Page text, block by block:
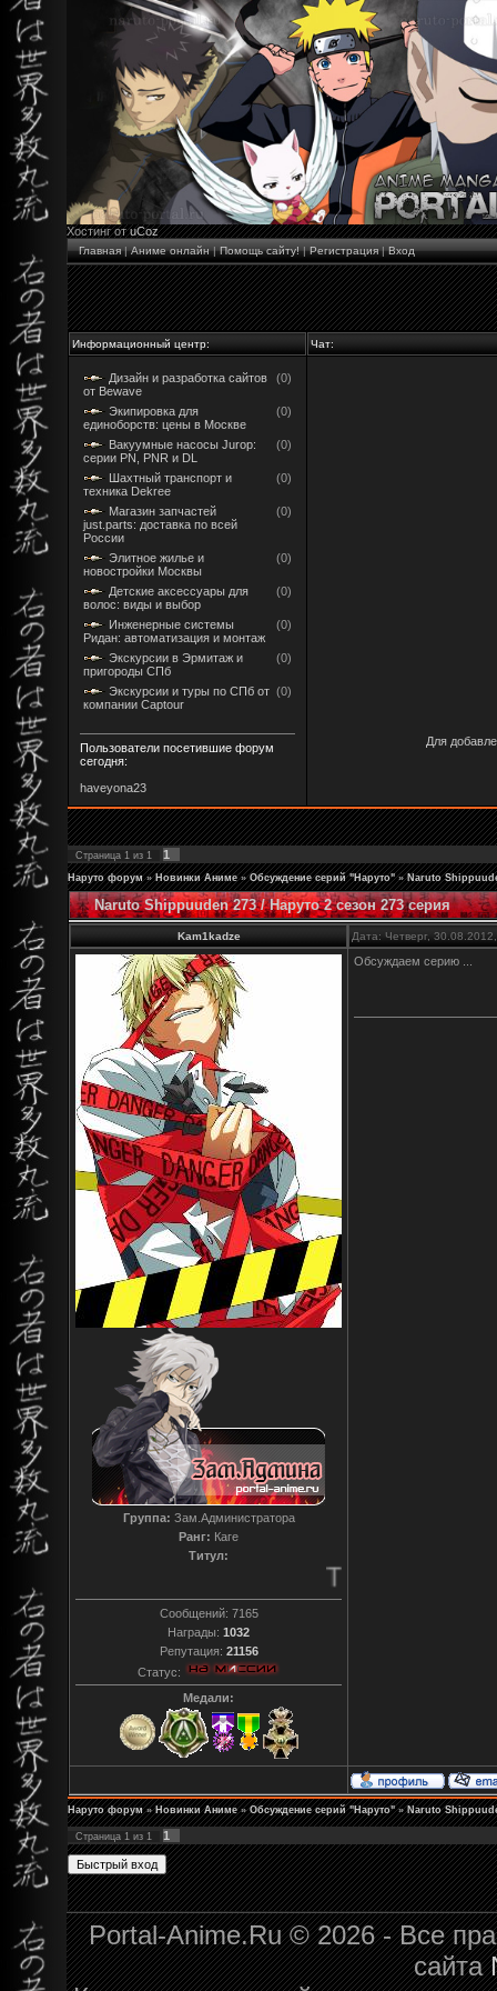
Хостинг отuCoz
Главная|Аниме онлайн|Помощь сайту!|Регистрация|Вход
Информационный центр: Чат:
Дизайн и разработка сайтов
от Bewave
(0)
Экипировка для
единоборств: цены в Москве
(0)
Вакуумные насосы Jurop:
серии PN, PNR и DL
(0)
Шахтный транспорт и
техника Dekree
(0)
Магазин запчастей
just.parts: доставка по всей
России
(0)
Элитное жилье и
новостройки Москвы
(0)
Детские аксессуары для
волос: виды и выбор
(0)
Инженерные системы
Ридан: автоматизация и монтаж
(0)
Экскурсии в Эрмитаж и
пригороды СПб
(0)
Экскурсии и туры по СПб от
компании Captour
(0)
Пользователи посетившие форум
сегодня:
haveyona23
Для
Страница 1 из 1 1
Наруто форум » Новинки Аниме » Обсуждение серий "Наруто" » Naruto
Naruto Shippuuden 273 / Наруто 2 сезон 273 серия
Kam1kadze Дата: Четверг,
Группа: Зам.Администратора
Ранг: Каге
Титул:
T0reador xD
Сообщений: 7165
Награды: 1032
Репутация: 21156
Статус:
Медали:
Обсуждаем серию ...
Наруто форум » Новинки Аниме » Обсуждение серий "Наруто" » Naruto
Страница 1 из 1 1
Portal-Anime.Ru © 2026 - Все
сайта